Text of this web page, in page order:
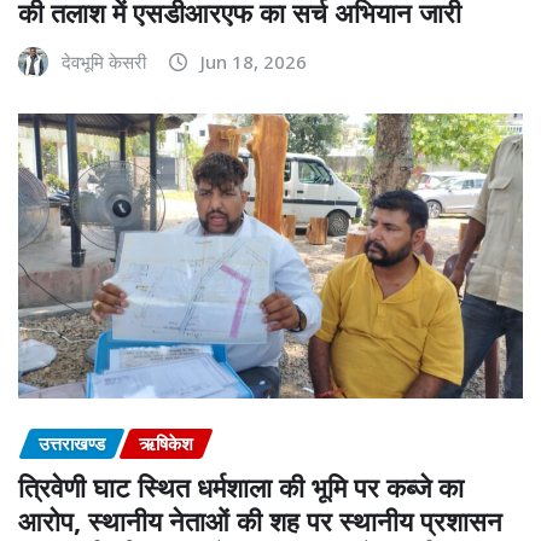
की तलाश में एसडीआरएफ का सर्च अभियान जारी
देवभूमि केसरी Jun 18, 2026
उत्तराखण्ड ऋषिकेश
त्रिवेणी घाट स्थित धर्मशाला की भूमि पर कब्जे का
आरोप, स्थानीय नेताओं की शह पर स्थानीय प्रशासन